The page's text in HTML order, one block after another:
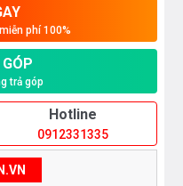
phí 100%
trả góp
Hotline
0912331335